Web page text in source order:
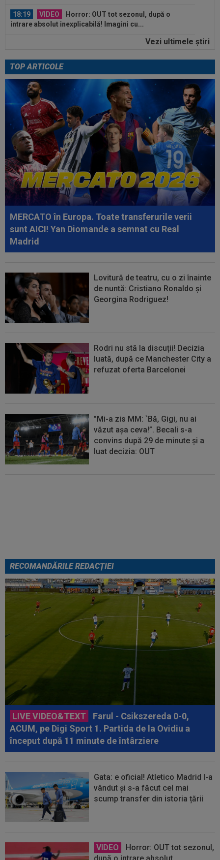
18:19 VIDEO
Horror: OUT tot sezonul, după o
intrare absolut inexplicabilă! Imagini cu...
Jelena Ostapenko a răbufnit, după ce a primit
18:03
Comunicat oficial al spitalului din Rosario
despre Jorge Messi
18:47
Concluzia la care a ajuns Spalletti, după ce
Interul lui Chivu a bătut-o cu 2-1...
18:43 LIVE VIDEO&TEXT
Farul - Csikszereda 0-0,
ACUM, pe Digi Sport 1. Partida de la Ovidiu a început...
18:40
Reacții în lanț, după ce tatăl lui Leo Messi a
murit
18:33
Gata: e oficial! Atletico Madrid l-a vândut și s-a
făcut cel mai scump transfer...
18:22 VIDEO
Nicolae Stanciu, gol de pus în ramă!
Românul a fost erou în China
Vezi ultimele ştiri
TOP ARTICOLE
MERCATO în Europa. Toate transferurile verii
sunt AICI! Yan Diomande a semnat cu Real
Madrid
Lovitură de teatru, cu o zi înainte
de nuntă: Cristiano Ronaldo și
Georgina Rodriguez!
Rodri nu stă la discuții! Decizia
luată, după ce Manchester City a
refuzat oferta Barcelonei
”Mi-a zis MM: `Bă, Gigi, nu ai
văzut așa ceva!”. Becali s-a
convins după 29 de minute și a
luat decizia: OUT
RECOMANDĂRILE REDACȚIEI
LIVE VIDEO&TEXT
Farul - Csikszereda 0-0,
ACUM, pe Digi Sport 1. Partida de la Ovidiu a
început după 11 minute de întârziere
Gata: e oficial! Atletico Madrid l-a
vândut și s-a făcut cel mai
scump transfer din istoria țării
VIDEO
Horror: OUT tot sezonul,